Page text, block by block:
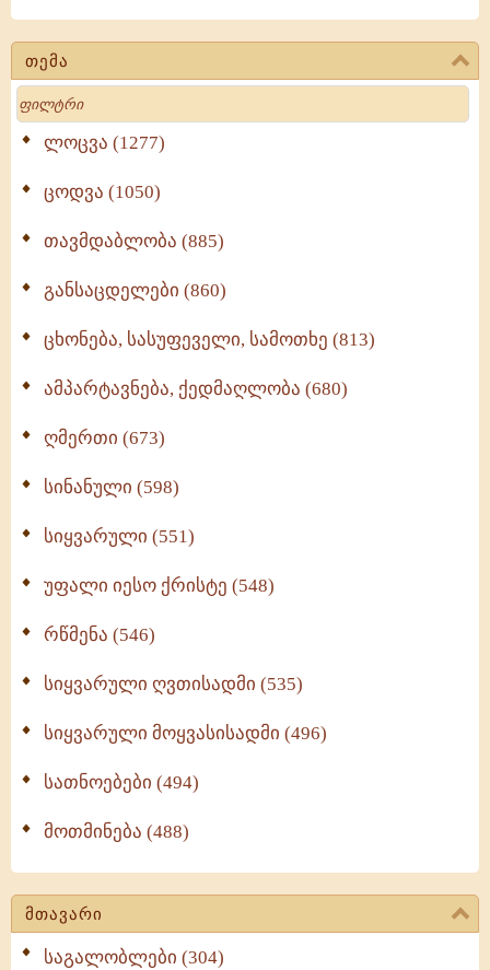
თემა
Search
ლოცვა (1277)
ცოდვა (1050)
თავმდაბლობა (885)
განსაცდელები (860)
ცხონება, სასუფეველი, სამოთხე (813)
ამპარტავნება, ქედმაღლობა (680)
ღმერთი (673)
სინანული (598)
სიყვარული (551)
უფალი იესო ქრისტე (548)
რწმენა (546)
სიყვარული ღვთისადმი (535)
სიყვარული მოყვასისადმი (496)
სათნოებები (494)
მოთმინება (488)
მთავარი
საგალობლები (304)